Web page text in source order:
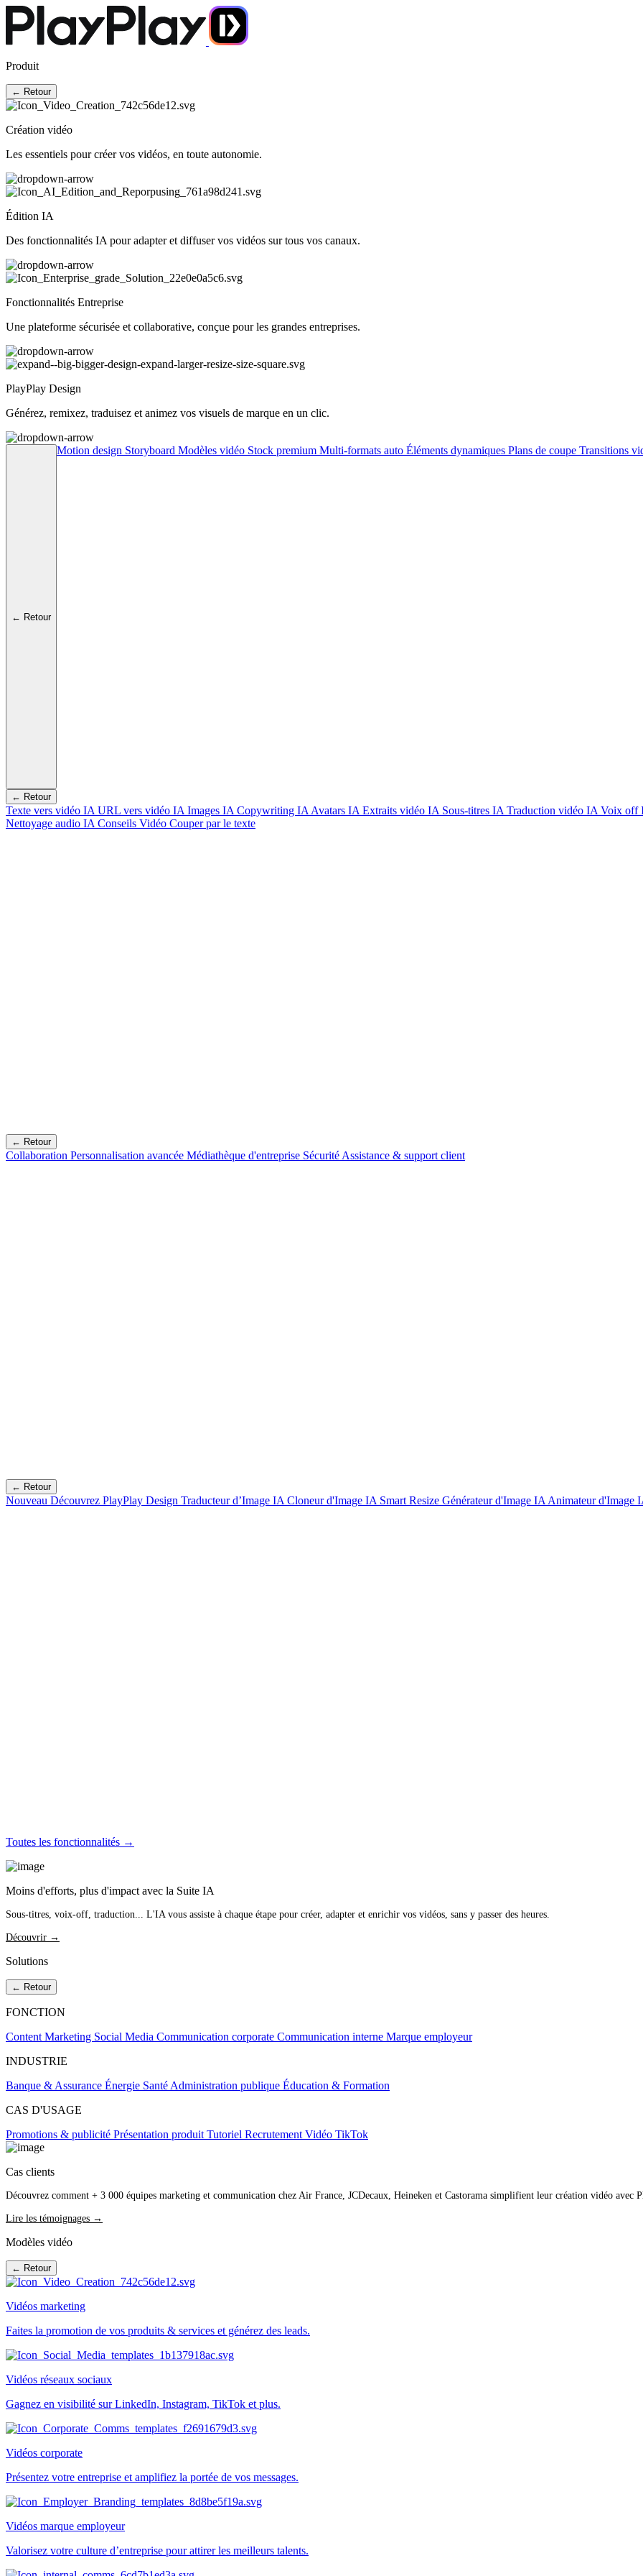
Produit
← Retour
Création vidéo
Les essentiels pour créer vos vidéos, en toute autonomie.
Édition IA
Des fonctionnalités IA pour adapter et diffuser vos vidéos sur tous vos canaux.
Fonctionnalités Entreprise
Une plateforme sécurisée et collaborative, conçue pour les grandes entreprises.
PlayPlay Design
Générez, remixez, traduisez et animez vos visuels de marque en un clic.
← Retour
Motion design Storyboard Modèles vidéo Stock premium Multi-formats auto Éléments dynamiques Plans de coupe Transitions
← Retour
Texte vers vidéo IA URL vers vidéo IA Images IA Copywriting IA Avatars IA Extraits vidéo IA Sous-titres IA Traduction vidéo IA Voix off
Nettoyage audio IA Conseils Vidéo Couper par le texte
← Retour
Collaboration Personnalisation avancée Médiathèque d'entreprise Sécurité Assistance & support client
← Retour
Nouveau Découvrez PlayPlay Design Traducteur d’Image IA Cloneur d'Image IA Smart Resize Générateur d'Image IA Animateur d'Image
Toutes les fonctionnalités →
Moins d'efforts, plus d'impact avec la Suite IA
Sous-titres, voix-off, traduction... L'IA vous assiste à chaque étape pour créer, adapter et enrichir vos vidéos, sans y passer des heures.
Découvrir →
Solutions
← Retour
FONCTION
Content Marketing Social Media Communication corporate Communication interne Marque employeur
INDUSTRIE
Banque & Assurance Énergie Santé Administration publique Éducation & Formation
CAS D'USAGE
Promotions & publicité Présentation produit Tutoriel Recrutement Vidéo TikTok
Cas clients
Découvrez comment + 3 000 équipes marketing et communication chez Air France, JCDecaux, Heineken et Castorama simplifient leur création vidéo avec
Lire les témoignages →
Modèles vidéo
← Retour
Vidéos marketing
Faites la promotion de vos produits & services et générez des leads.
Vidéos réseaux sociaux
Gagnez en visibilité sur LinkedIn, Instagram, TikTok et plus.
Vidéos corporate
Présentez votre entreprise et amplifiez la portée de vos messages.
Vidéos marque employeur
Valorisez votre culture d’entreprise pour attirer les meilleurs talents.